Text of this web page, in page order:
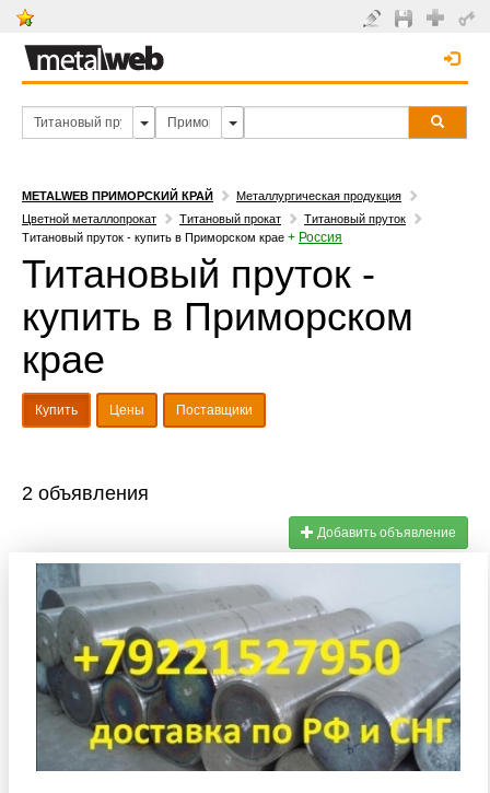
METALWEB ПРИМОРСКИЙ КРАЙ
Металлургическая продукция
Цветной металлопрокат
Титановый прокат
Титановый пруток
Титановый пруток - купить в Приморском крае + Россия
Титановый пруток -
купить в Приморском
крае
Купить Цены Поставщики
2 объявления
Добавить объявление